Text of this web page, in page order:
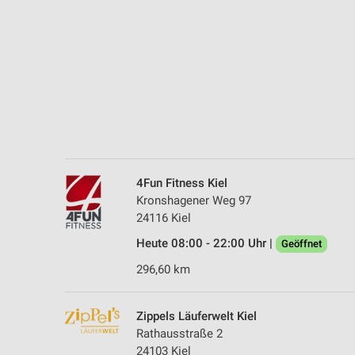
4Fun Fitness Kiel
Kronshagener Weg 97
24116 Kiel
Heute 08:00 - 22:00 Uhr |
Geöffnet
296,60 km
Zippels Läuferwelt Kiel
Rathausstraße 2
24103 Kiel
Verwendung genauer Standortdaten
Geräte anhand von aktiv angeforderten Informationen
Nicht-IAB-Verarbeitungszwecke:
Funktional